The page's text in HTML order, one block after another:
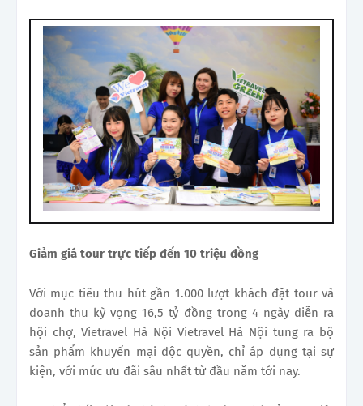
Giảm giá tour trực tiếp đến 10 triệu đồng
Với mục tiêu thu hút gần 1.000 lượt khách đặt tour và
doanh thu kỳ vọng 16,5 tỷ đồng trong 4 ngày diễn ra
hội chợ, Vietravel Hà Nội Vietravel Hà Nội tung ra bộ
sản phẩm khuyến mại độc quyền, chỉ áp dụng tại sự
kiện, với mức ưu đãi sâu nhất từ đầu năm tới nay.